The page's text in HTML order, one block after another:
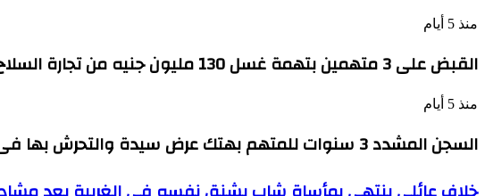
منذ 5 أيام
القبض على 3 متهمين بتهمة غسل 130 مليون جنيه من تجارة السلاح
منذ 5 أيام
السجن المشدد 3 سنوات للمتهم بهتك عرض سيدة والتحرش بها فى أحد شوارع الوراق
خلاف